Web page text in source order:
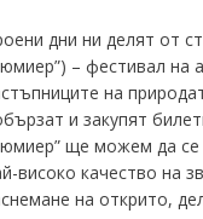
дни ни делят от
– фестивал на
на
и закупят
ще можем да се
високо качество на
на открито,